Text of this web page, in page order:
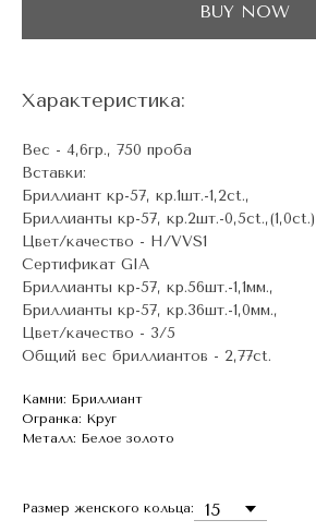
Размер женского кольца:
BUY NOW
Характеристика:
Вес - 4,6гр., 750 проба
Вставки:
Бриллиант кр-57, кр.1шт.-1,2ct.,
Бриллианты кр-57, кр.2шт.-0,5ct.,(1,0ct.)
Цвет/качество - H/VVS1
Сертификат GIA
Бриллианты кр-57, кр.56шт.-1,1мм.,
Бриллианты кр-57, кр.36шт.-1,0мм.,
Цвет/качество - 3/5
Общий вес бриллиантов - 2,77ct.
Камни: Бриллиант
Огранка: Круг
Металл: Белое золото